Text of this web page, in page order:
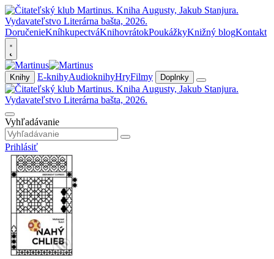
DoručenieKníhkupectváKnihovrátokPoukážkyKnižný blogKontakt
Knihy E-knihyAudioknihyHryFilmy Doplnky
Vyhľadávanie
Prihlásiť